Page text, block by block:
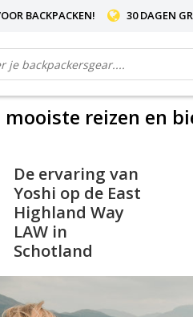
BACKPACKEN! 30 DAGEN
mooiste reizen en
De ervaring van
Yoshi op de East
Highland Way
LAW in
Schotland